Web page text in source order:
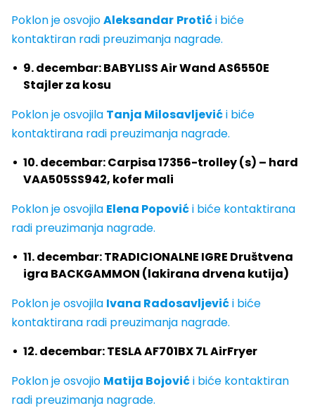
Poklon je osvojioAleksandar Protići biće
kontaktiran radi preuzimanja nagrade.
9. decembar: BABYLISS Air Wand AS6550E
Stajler za kosu
Poklon je osvojila Tanja Milosavljevići biće
kontaktirana radi preuzimanja nagrade.
10. decembar: Carpisa 17356-trolley (s) – hard
VAA505SS942, kofer mali
Poklon je osvojila Elena Popovići biće kontaktirana
radi preuzimanja nagrade.
11. decembar: TRADICIONALNE IGRE Društvena
igra BACKGAMMON (lakirana drvena kutija)
Poklon je osvojila Ivana Radosavljevići biće
kontaktirana radi preuzimanja nagrade.
12. decembar: TESLA AF701BX 7L AirFryer
Poklon je osvojio Matija Bojovići biće kontaktiran
radi preuzimanja nagrade.